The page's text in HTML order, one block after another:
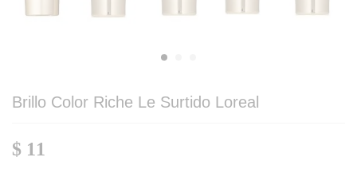
Brillo Color Riche Le Surtido Loreal
$ 11